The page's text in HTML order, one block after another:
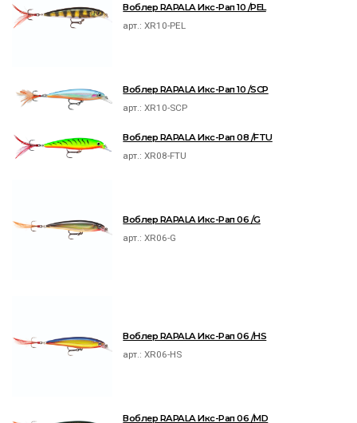
Воблер RAPALA Икс-Рап 10 /PEL
арт.:XR10-PEL
Воблер RAPALA Икс-Рап 10 /SCP
арт.:XR10-SCP
Воблер RAPALA Икс-Рап 08 /FTU
арт.:XR08-FTU
Воблер RAPALA Икс-Рап 06 /G
арт.:XR06-G
Воблер RAPALA Икс-Рап 06 /HS
арт.:XR06-HS
Воблер RAPALA Икс-Рап 06 /MD